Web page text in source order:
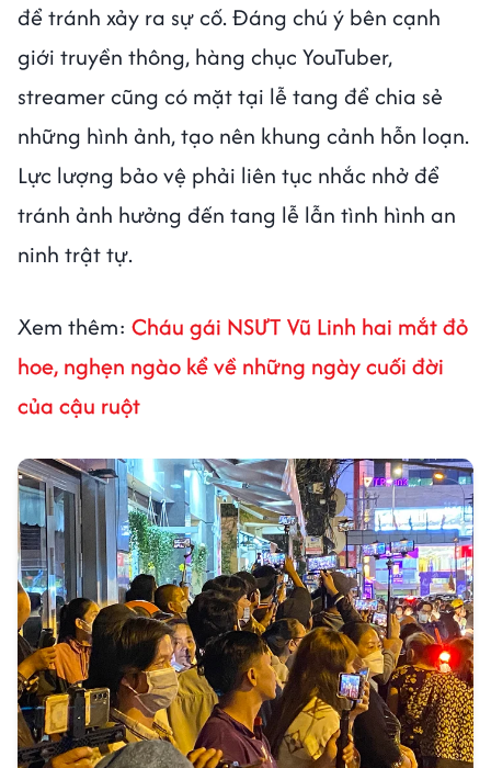
để tránh xảy ra sự cố. Đáng chú ý bên cạnh
giới truyền thông, hàng chục YouTuber,
streamer cũng có mặt tại lễ tang để chia sẻ
những hình ảnh, tạo nên khung cảnh hỗn loạn.
Lực lượng bảo vệ phải liên tục nhắc nhở để
tránh ảnh hưởng đến tang lễ lẫn tình hình an
ninh trật tự.
Xem thêm: Cháu gái NSƯT Vũ Linh hai mắt đỏ
hoe, nghẹn ngào kể về những ngày cuối đời
của cậu ruột